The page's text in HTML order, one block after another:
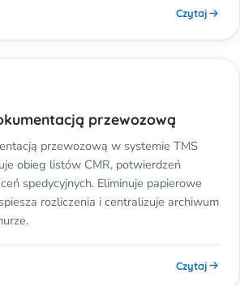
Czytaj
przewozową
przewozową w systemie TMS
obieg listów CMR, potwierdzeń
spedycyjnych. Eliminuje papierowe
rozliczenia i centralizuje archiwum
Czytaj